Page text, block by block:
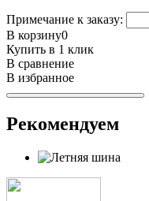
Примечание к заказу:
В корзину0
Купить в 1 клик
В сравнение
В избранное
Рекомендуем